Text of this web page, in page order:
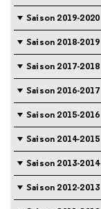
Saison 2019-2020
Saison 2018-2019
Saison 2017-2018
Saison 2016-2017
Saison 2015-2016
Saison 2014-2015
Saison 2013-2014
Saison 2012-2013